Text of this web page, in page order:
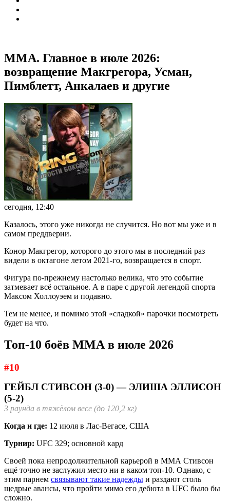
ММА. Главное в июле 2026:
возвращение Макгрегора, Усман,
Пимблетт, Анкалаев и другие
сегодня, 12:40
Казалось, этого уже никогда не случится. Но вот мы уже и в
самом преддверии.
Конор Макгрегор, которого до этого мы в последний раз
видели в октагоне летом 2021-го, возвращается в спорт.
Фигура по-прежнему настолько велика, что это событие
затмевает всё остальное. А в паре с другой легендой спорта
Максом Холлоуэем и подавно.
Тем не менее, и помимо этой «сладкой» парочки посмотреть
будет на что.
Топ-10 боёв ММА в июле 2026
#10
ГЕЙБЛ СТИВСОН (3-0) — ЭЛИША ЭЛЛИСОН
(5-2)
3 раунда в тяжёлом весе (до 120,2 кг)
Когда и где: 12 июля в Лас-Вегасе, США
Турнир: UFC 329; основной кард
Своей пока непродолжительной карьерой в ММА Стивсон
ещё точно не заслужил место ни в каком топ-10. Однако, с
этим парнем связывают такие надежды и раздают столь
щедрые авансы, что пройти мимо его дебюта в UFC было бы
сложно.